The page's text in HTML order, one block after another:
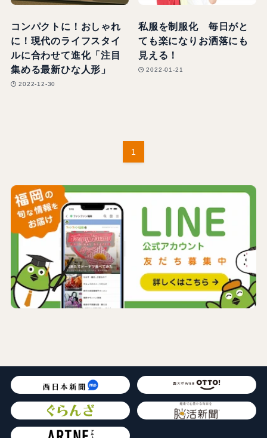
コンパクトに！おしゃれ
に！現代のライフスタイ
ルに合わせて進化「注目
集める最新ひな人形」
2022-12-30
私服を制服化 毎日がと
ても楽になりお洒落にも
見える！
2022-01-21
1